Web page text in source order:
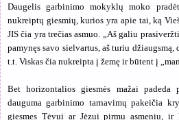
Daugelis garbinimo mokyklų moko
nukreiptų giesmių, kurios yra apie tai, ką
JIS čia yra trečias asmuo. „Aš galiu
pamynęs savo sielvartus, aš turiu
t.t. Viskas čia nukreipta į žemę ir būtent į
Bet horizontalios giesmės mažai
dauguma garbinimo tarnavimų pakeičia
giesmes Tėvui ar Jėzui pirmu asmeniu,